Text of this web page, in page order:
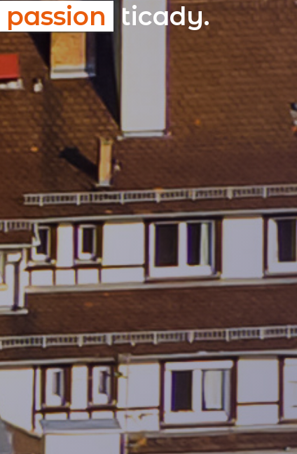
passion ticady.